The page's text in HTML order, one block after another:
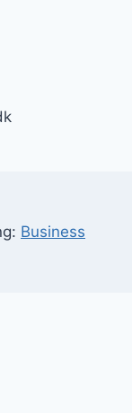
Business